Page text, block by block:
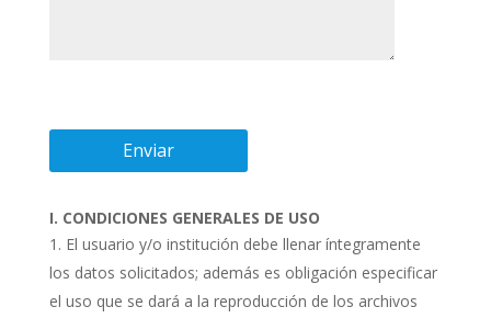
I. CONDICIONES GENERALES DE USO
El usuario y/o institución debe llenar íntegramente
los datos solicitados; además es obligación especificar
el uso que se dará a la reproducción de los archivos